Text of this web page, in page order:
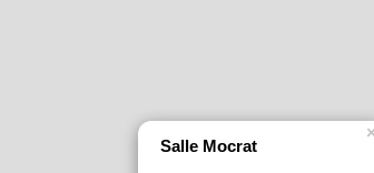
Salle Mocrat